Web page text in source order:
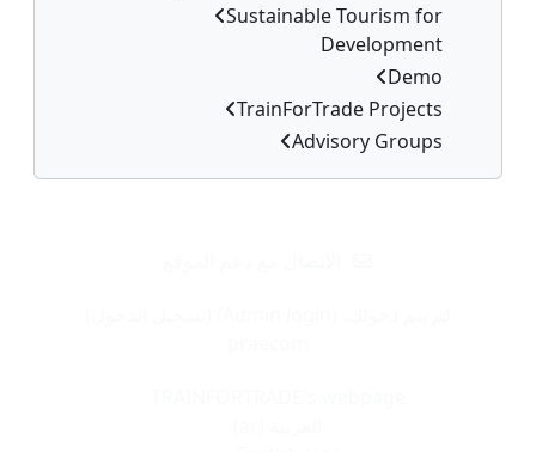
Sustainable Tourism for
Development
Demo
TrainForTrade Projects
Advisory Groups